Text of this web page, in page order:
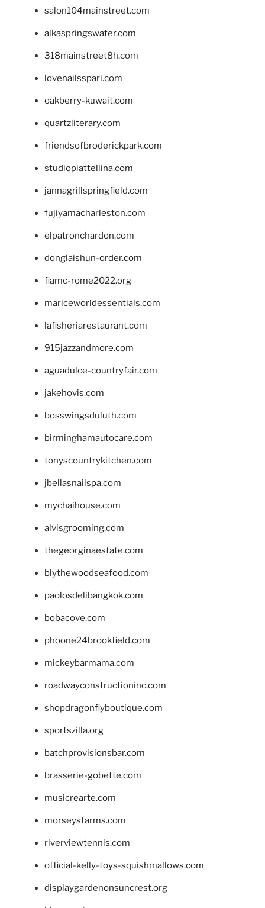
salon104mainstreet.com
alkaspringswater.com
318mainstreet8h.com
lovenailsspari.com
oakberry-kuwait.com
quartzliterary.com
friendsofbroderickpark.com
studiopiattellina.com
jannagrillspringfield.com
fujiyamacharleston.com
elpatronchardon.com
donglaishun-order.com
fiamc-rome2022.org
mariceworldessentials.com
lafisheriarestaurant.com
915jazzandmore.com
aguadulce-countryfair.com
jakehovis.com
bosswingsduluth.com
birminghamautocare.com
tonyscountrykitchen.com
jbellasnailspa.com
mychaihouse.com
alvisgrooming.com
thegeorginaestate.com
blythewoodseafood.com
paolosdelibangkok.com
bobacove.com
phoone24brookfield.com
mickeybarmama.com
roadwayconstructioninc.com
shopdragonflyboutique.com
sportszilla.org
batchprovisionsbar.com
brasserie-gobette.com
musicrearte.com
morseysfarms.com
riverviewtennis.com
official-kelly-toys-squishmallows.com
displaygardenonsuncrest.org